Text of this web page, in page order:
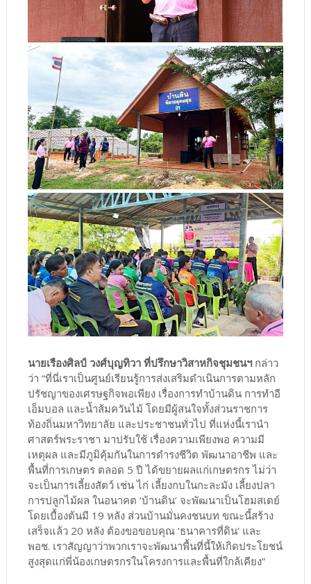
นายเรืองศิลป์ วงศ์บุญทิวา ที่ปรึกษาวิสาหกิจชุมชนฯกล่าว
ว่า “ที่นี่เราเป็นศูนย์เรียนรู้การส่งเสริมดำเนินการตามหลัก
ปรัชญาของเศรษฐกิจพอเพียง เรื่องการทำบ้านดิน การทำอี
เอ็มบอล และน้ำส้มควันไม้ โดยมีผู้สนใจทั้งส่วนราชการ
ท้องถิ่นมหาวิทยาลัย และประชาชนทั่วไป ที่แห่งนี้เรานำ
ศาสตร์พระราชา มาปรับใช้ เรื่องความเพียงพอ ความมี
เหตุผล และมีภูมิคุ้มกันในการดำรงชีวิต พัฒนาอาชีพ และ
พื้นที่การเกษตร ตลอด 5 ปี ได้ขยายผลแก่เกษตรกร ไม่ว่า
จะเป็นการเลี้ยงสัตว์ เช่น ไก่ เลี้ยงกบในกะละมัง เลี้ยงปลา
การปลูกไม้ผล ในอนาคต ‘บ้านดิน’ จะพัฒนาเป็นโฮมสเตย์
โดยเบื้องต้นมี 19 หลัง ส่วนบ้านมั่นคงชนบท ขณะนี้สร้าง
เสร็จแล้ว 20 หลัง ต้องขอขอบคุณ ‘ธนาคารที่ดิน’ และ
พอช. เราสัญญาว่าพวกเราจะพัฒนาพื้นที่นี้ให้เกิดประโยชน์
สูงสุดแก่พี่น้องเกษตรกรในโครงการและพื้นที่ใกล้เคียง”